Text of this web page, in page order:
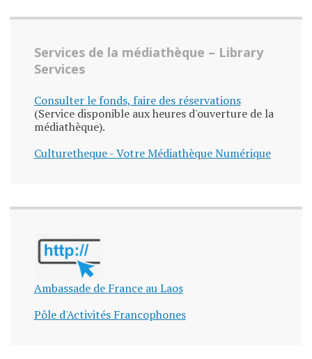
Services de la médiathèque – Library
Services
Consulter le fonds, faire des réservations
(Service disponible aux heures d'ouverture de la
médiathèque).
Culturetheque - Votre Médiathèque Numérique
Ambassade de France au Laos
Pôle d'Activités Francophones